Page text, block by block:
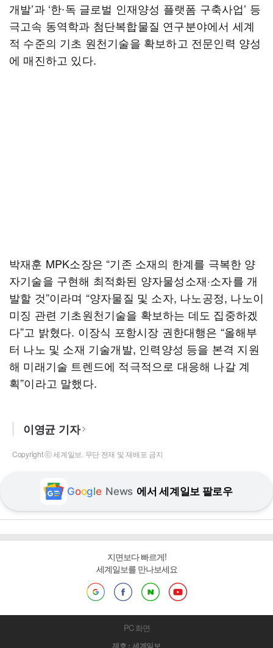
개발’과 ‘한∙독 글로벌 인재양성 플랫폼 구축사업’ 등
극고속 동역학과 첨단복합물질 연구분야에서 세계
적 수준의 기초 원천기술을 확보하고 전문인력 양성
에 매진하고 있다.
박재훈 MPK소장은 “기존 소재의 한계를 극복한 양
자기술을 구현해 최적화된 양자물성소재·소자를 개
발할 것”이라며 “양자물질 및 소자, 나노공정, 나노이
미징 관련 기초원천기술을 확보하는 데도 집중하겠
다”고 밝혔다. 이장식 포항시장 권한대행은 “올해부
터 나노 및 소재 기술개발, 인력양성 등을 본격 지원
해 미래기술 트렌드에 적극적으로 대응해 나갈 계
획”이라고 말했다.
이영균 기자
Copyright ⓒ 세계일보. 무단 전재 및 재배포 금지
Google News 에서 세계일보 팔로우
지면보다 빠르게!
세계일보를 만나보세요
PC 화면
제호 : 세계일보